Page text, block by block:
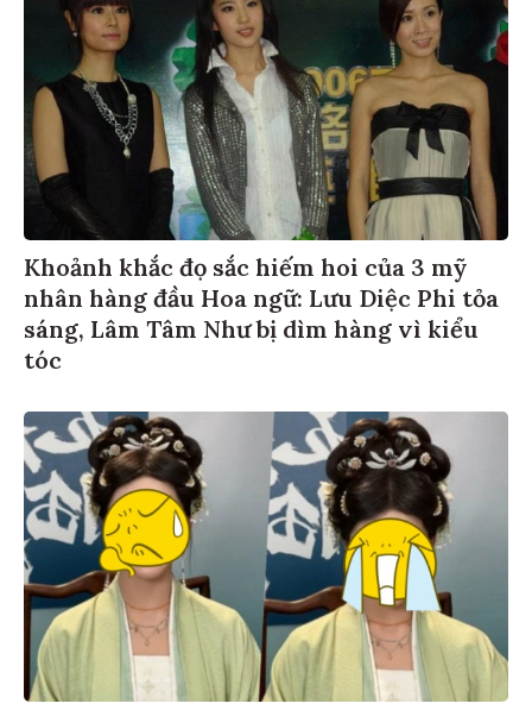
Khoảnh khắc đọ sắc hiếm hoi của 3 mỹ
nhân hàng đầu Hoa ngữ: Lưu Diệc Phi tỏa
sáng, Lâm Tâm Như bị dìm hàng vì kiểu
tóc